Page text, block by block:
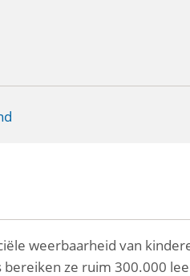
weerbaarheid van
ze ruim 300.000